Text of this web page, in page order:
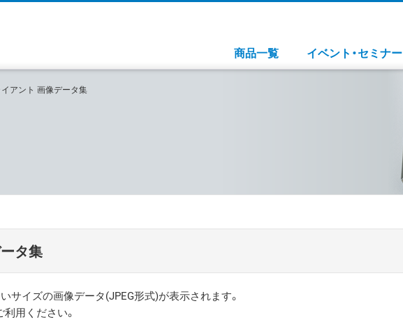
商品一覧 イベント・セミナー
アント 画像データ集
タ集
サイズの画像データ(JPEG形式)が表示されます。
用ください。